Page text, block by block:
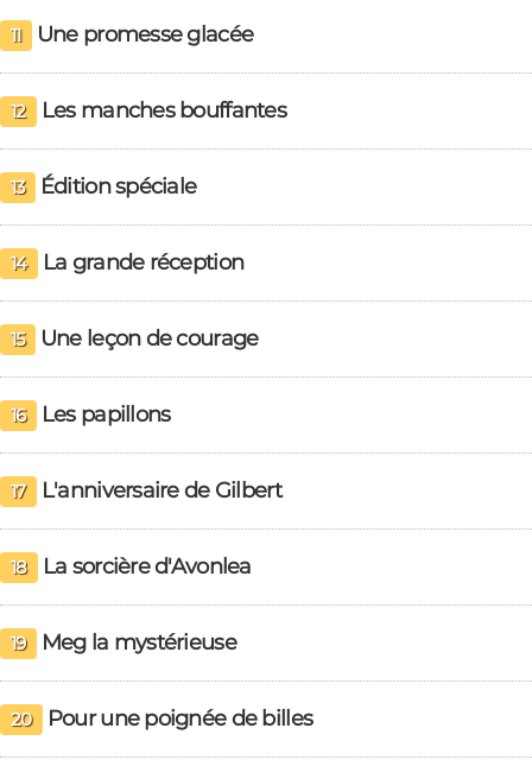
11 Une promesse glacée
12 Les manches bouffantes
13 Édition spéciale
14 La grande réception
15 Une leçon de courage
16 Les papillons
17 L'anniversaire de Gilbert
18 La sorcière d'Avonlea
19 Meg la mystérieuse
20 Pour une poignée de billes